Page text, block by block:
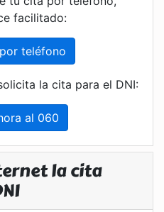
facilitado:
teléfono
la cita para el DNI:
al 060
la cita